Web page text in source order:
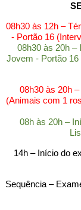
08h30 às 12h –
- Portão 16
08h30 às 20h –
Jovem - Portão 16
08h30 às 20h
(Animais com 1
08h às 20h –
14h – Início do
Sequência –